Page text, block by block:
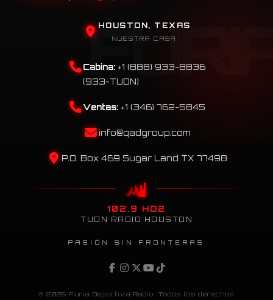
HOUSTON, TEXAS
NUESTRA CASA
Cabina: +1 (888) 933-8836
(933-TUDN)
Ventas: +1 (346) 762-5845
info@qadgroup.com
P.O. Box 469 Sugar Land TX 77498
102.9 HD2
TUDN RADIO HOUSTON
PASIÓN SIN FRONTERAS
© 2026 Furia Deportiva Radio. Todos los derechos